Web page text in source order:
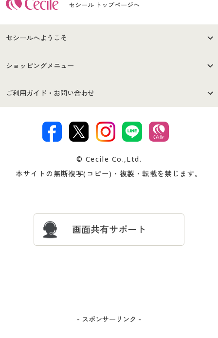
セシール トップページへ
セシールへようこそ
はじめての方へ
セシールご利用規約
著作権・商標について 会社案内
ショッピングメニュー
商品カテゴリ
プレゼント＆キャンペーン サイトマップ
ご利用ガイド・お問い合わせ
交換・返品は お支払は
ついて
忘れの場合
© Cecile Co.,Ltd.
本サイトの無断複写(コピー)・複製・転載を禁じます。
画面共有サポート
- スポンサーリンク -